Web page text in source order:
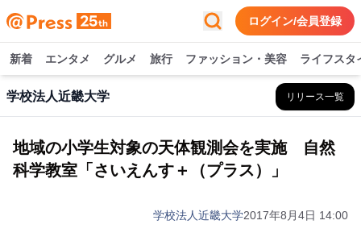
ログイン/会員登録
新着 エンタメ グルメ 旅行 ファッション・美容 ライフスタ
学校法人近畿大学 リリース一覧
地域の小学生対象の天体観測会を実施 自然
科学教室「さいえんす＋（プラス）」
学校法人近畿大学2017年8月4日 14:00